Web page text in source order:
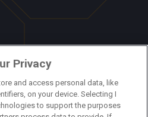
Privacy
and access personal data, like
on your device. Selecting I
to support the purposes